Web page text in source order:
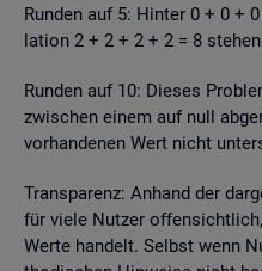
Run­den auf 5: Hin­ter 0 + 0 +
la­ti­on 2 + 2 + 2 + 2 = 8
Run­den auf 10: Die­ses
zwi­schen einem auf null
vor­han­de­nen Wert nicht
Trans­pa­renz: An­hand der
für viele Nut­zer
Werte han­delt. Selbst wenn